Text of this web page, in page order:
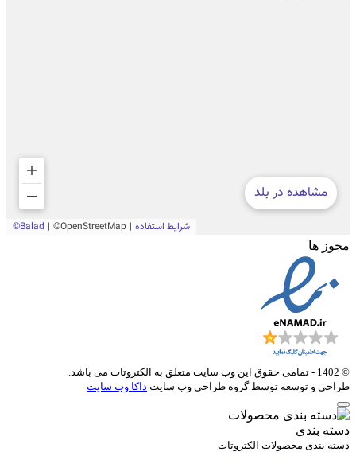
مجوز ها
© 1402 - تمامی حقوق این وب سایت متعلق به الکتروتات می باشد.
طراحی و توسعه توسط گروه طراحی وب سایت داکا وب سایت
دسته بندی
دسته بندی محصولات الکتروتات